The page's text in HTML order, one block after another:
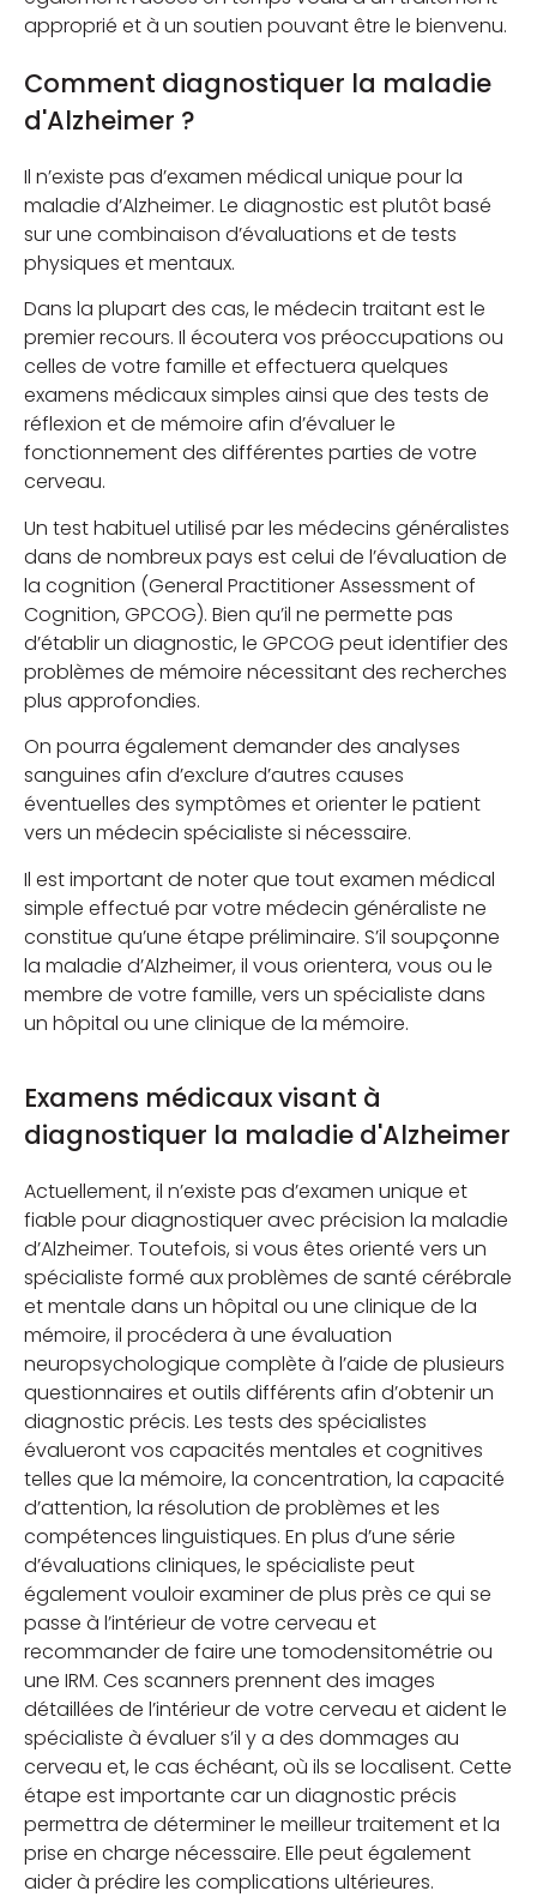
approprié et à un soutien pouvant être le bienvenu.
Comment diagnostiquer la maladie
d'Alzheimer ?
Il n’existe pas d’examen médical unique pour la
maladie d’Alzheimer. Le diagnostic est plutôt basé
sur une combinaison d’évaluations et de tests
physiques et mentaux.
Dans la plupart des cas, le médecin traitant est le
premier recours. Il écoutera vos préoccupations ou
celles de votre famille et effectuera quelques
examens médicaux simples ainsi que des tests de
réflexion et de mémoire afin d’évaluer le
fonctionnement des différentes parties de votre
cerveau.
Un test habituel utilisé par les médecins généralistes
dans de nombreux pays est celui de l’évaluation de
la cognition (General Practitioner Assessment of
Cognition, GPCOG). Bien qu’il ne permette pas
d’établir un diagnostic, le GPCOG peut identifier des
problèmes de mémoire nécessitant des recherches
plus approfondies.
On pourra également demander des analyses
sanguines afin d’exclure d’autres causes
éventuelles des symptômes et orienter le patient
vers un médecin spécialiste si nécessaire.
Il est important de noter que tout examen médical
simple effectué par votre médecin généraliste ne
constitue qu’une étape préliminaire. S’il soupçonne
la maladie d’Alzheimer, il vous orientera, vous ou le
membre de votre famille, vers un spécialiste dans
un hôpital ou une clinique de la mémoire.
Examens médicaux visant à
diagnostiquer la maladie d'Alzheimer
Actuellement, il n’existe pas d’examen unique et
fiable pour diagnostiquer avec précision la maladie
d’Alzheimer. Toutefois, si vous êtes orienté vers un
spécialiste formé aux problèmes de santé cérébrale
et mentale dans un hôpital ou une clinique de la
mémoire, il procédera à une évaluation
neuropsychologique complète à l’aide de plusieurs
questionnaires et outils différents afin d’obtenir un
diagnostic précis. Les tests des spécialistes
évalueront vos capacités mentales et cognitives
telles que la mémoire, la concentration, la capacité
d’attention, la résolution de problèmes et les
compétences linguistiques. En plus d’une série
d’évaluations cliniques, le spécialiste peut
également vouloir examiner de plus près ce qui se
passe à l’intérieur de votre cerveau et
recommander de faire une tomodensitométrie ou
une IRM. Ces scanners prennent des images
détaillées de l’intérieur de votre cerveau et aident le
spécialiste à évaluer s’il y a des dommages au
cerveau et, le cas échéant, où ils se localisent. Cette
étape est importante car un diagnostic précis
permettra de déterminer le meilleur traitement et la
prise en charge nécessaire. Elle peut également
aider à prédire les complications ultérieures.